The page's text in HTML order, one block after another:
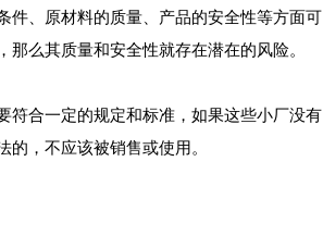
件、原材料的质量、产品的安全性等方面可
么其质量和安全性就存在潜在的风险。
符合一定的规定和标准，如果这些小厂没有
，不应该被销售或使用。